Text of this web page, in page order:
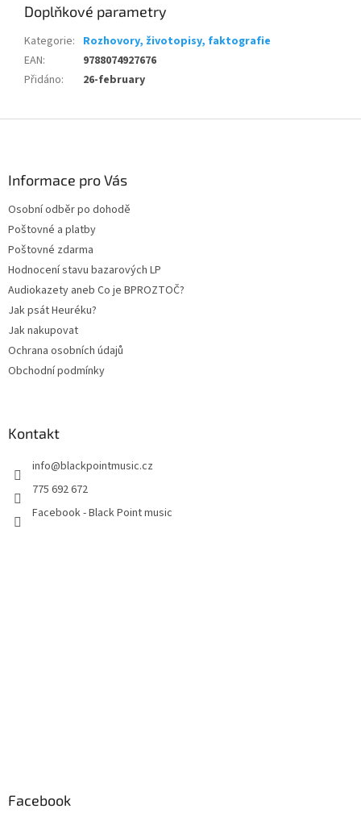
Doplňkové parametry
Kategorie: Rozhovory, životopisy, faktografie
EAN:
9788074927676
Přidáno: 26-february
Informace pro Vás
Osobní odběr po dohodě
Poštovné a platby
Poštovné zdarma
Hodnocení stavu bazarových LP
Audiokazety aneb Co je BPROZTOČ?
Jak psát Heuréku?
Jak nakupovat
Ochrana osobních údajů
Obchodní podmínky
Kontakt
info@blackpointmusic.cz
775 692 672
Facebook - Black Point music
Facebook